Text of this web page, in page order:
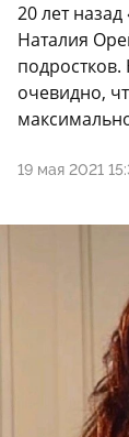
20 лет
Наталия
очевидно,
19 мая 2021